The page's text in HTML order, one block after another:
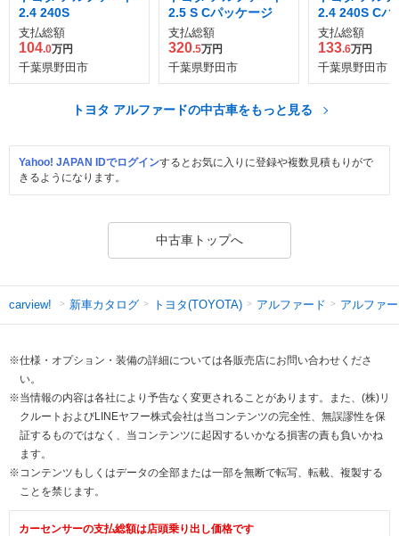
2.4 240S
支払総額
104.0万円
千葉県野田市
2.5 S Cパッケージ
支払総額
320.5万円
千葉県野田市
2.4 240S Cパ
ジ
支払総額
133.6万円
千葉県野田市
トヨタ アルファードの中古車をもっと見る
Yahoo! JAPAN IDでログインするとお気に入りに登録や複数見積もりがで
きるようになります。
中古車トップへ
carview! 新車カタログ トヨタ(TOYOTA) アルファード アルファ
※仕様・オプション・装備の詳細については各販売店にお問い合わせくださ
い。
※当情報の内容は各社により予告なく変更されることがあります。また、(株)リ
クルートおよびLINEヤフー株式会社は当コンテンツの完全性、無誤謬性を保
証するものではなく、当コンテンツに起因するいかなる損害の責も負いかね
ます。
※コンテンツもしくはデータの全部または一部を無断で転写、転載、複製する
ことを禁じます。
カーセンサーの支払総額は店頭乗り出し価格です